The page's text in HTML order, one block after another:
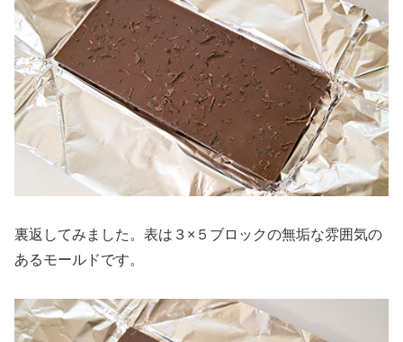
裏返してみました。表は３×５ブロックの無垢な雰囲気の
あるモールドです。